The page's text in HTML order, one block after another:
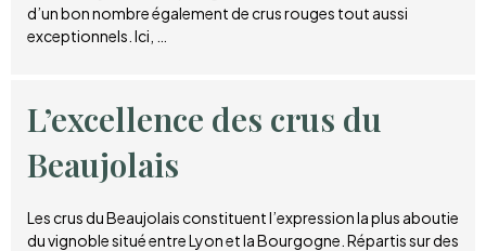
d’un bon nombre également de crus rouges tout aussi
exceptionnels. Ici, …
L’excellence des crus du
Beaujolais
Les crus du Beaujolais constituent l’expression la plus aboutie
du vignoble situé entre Lyon et la Bourgogne. Répartis sur des